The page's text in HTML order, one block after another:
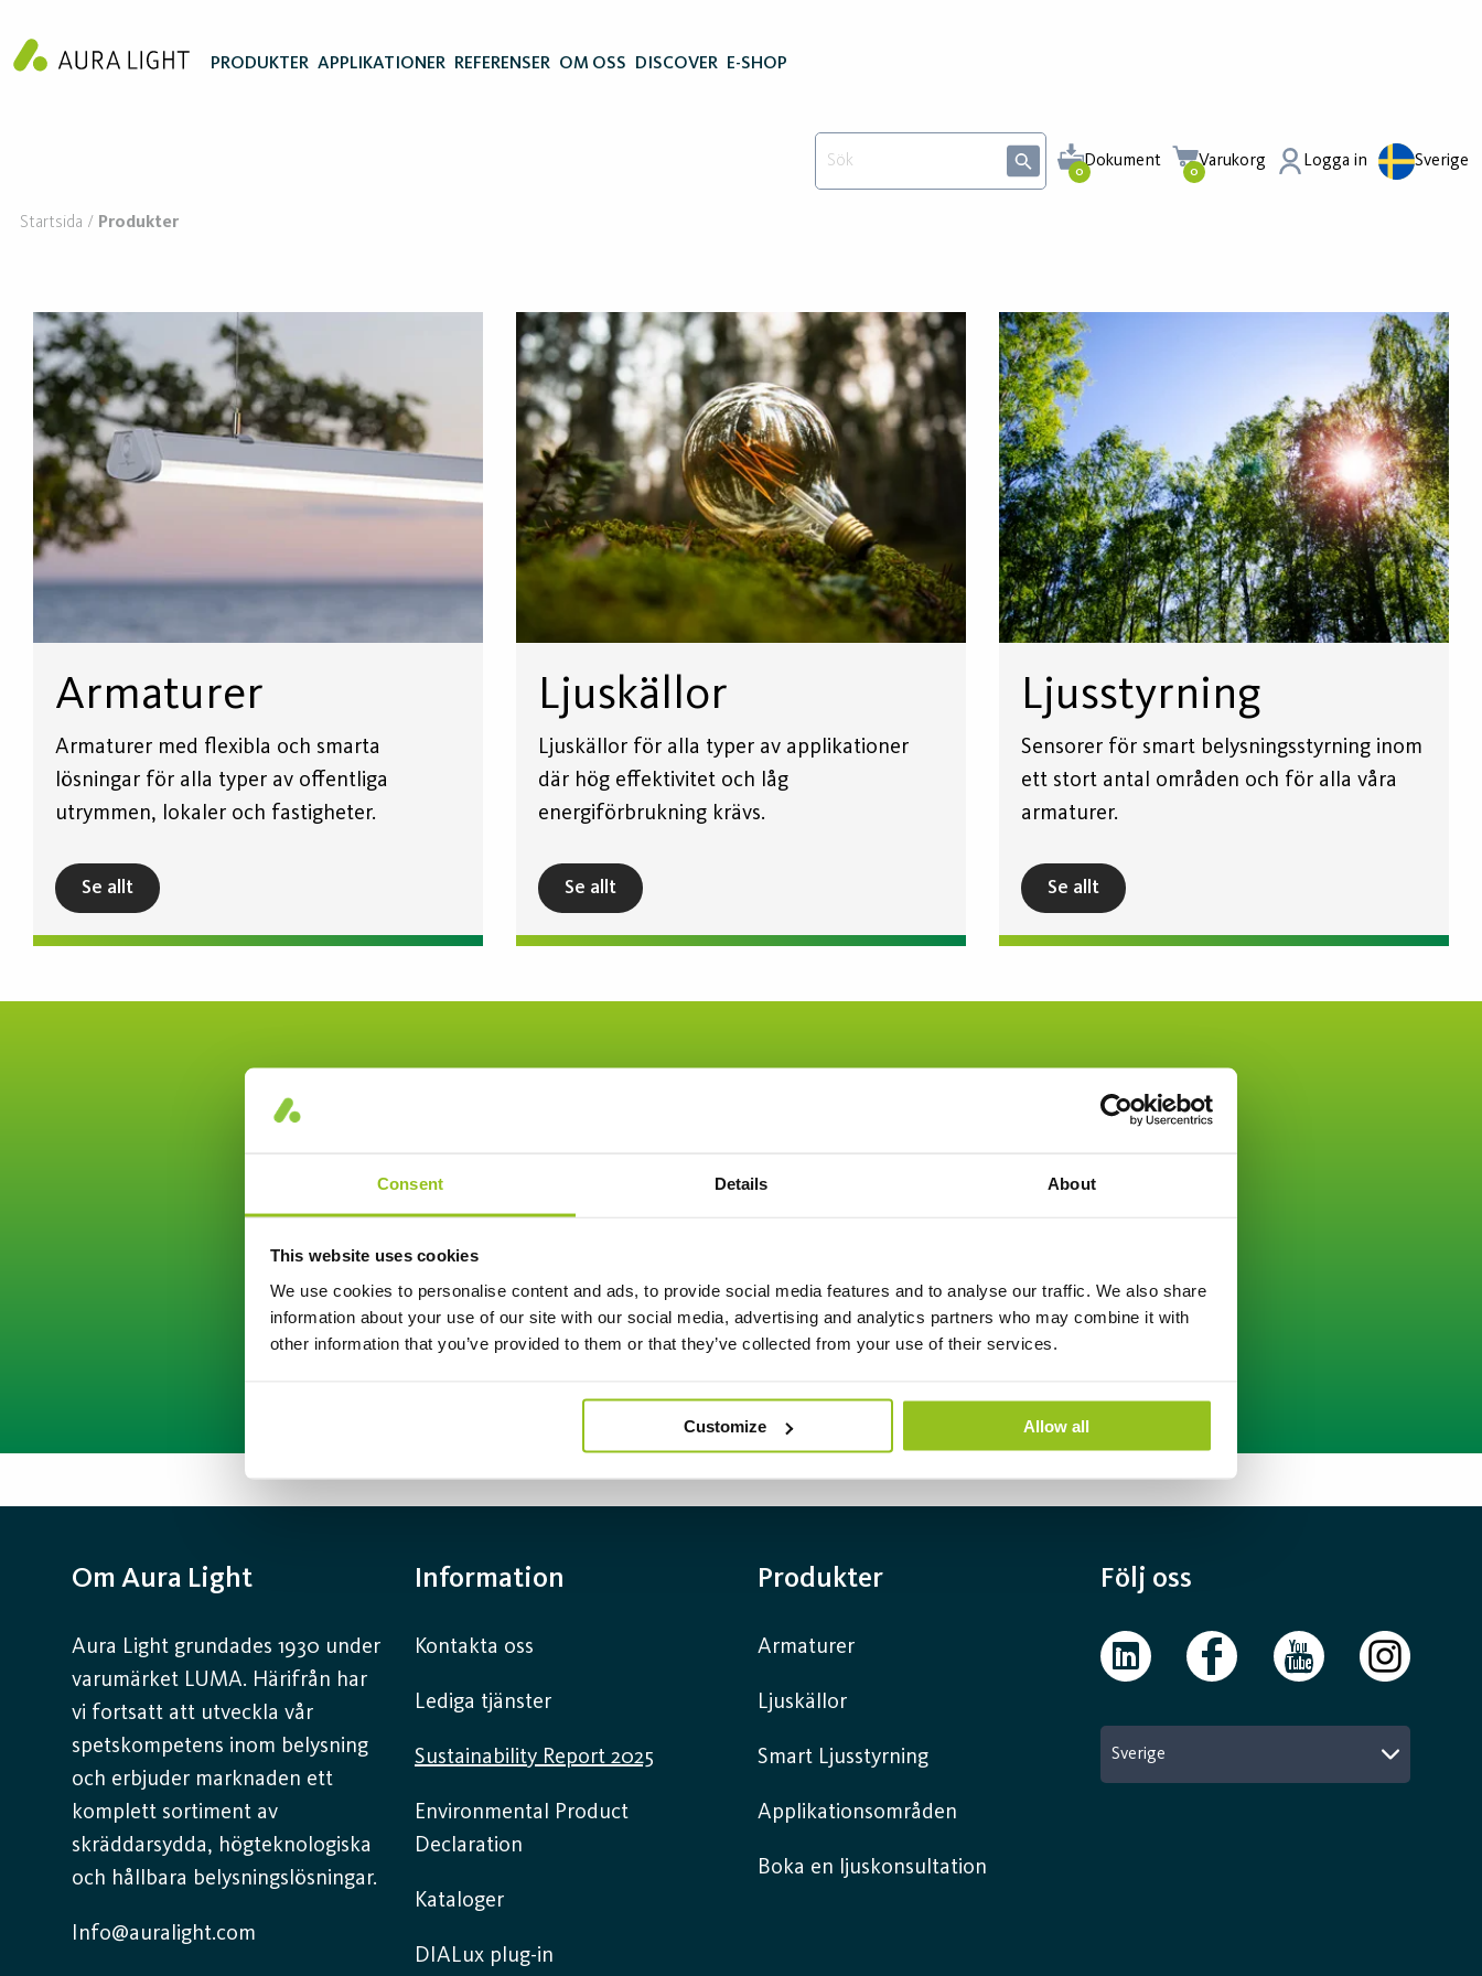
Consent Details About
This website uses cookies
We use cookies to personalise content and ads, to provide social media features and to analyse our traffic. We also share
information about your use of our site with our social media, advertising and analytics partners who may combine it with
other information that you’ve provided to them or that they’ve collected from your use of their services.
Customize Allow all
PRODUKTER APPLIKATIONER REFERENSER OM OSS DISCOVER E-SHOP
0
Dokument
0
Varukorg Logga in Sverige
Startsida Produkter
Armaturer
Armaturer med flexibla och smarta
lösningar för alla typer av offentliga
utrymmen, lokaler och fastigheter.
Se allt
Ljuskällor
Ljuskällor för alla typer av applikationer
där hög effektivitet och låg
energiförbrukning krävs.
Se allt
Ljusstyrning
Sensorer för smart belysningsstyrning inom
ett stort antal områden och för alla våra
armaturer.
Se allt
Kontakta oss
Om Aura Light
Aura Light grundades 1930 under
varumärket LUMA. Härifrån har
vi fortsatt att utveckla vår
spetskompetens inom belysning
och erbjuder marknaden ett
komplett sortiment av
skräddarsydda, högteknologiska
och hållbara belysningslösningar.
Info@auralight.com
Information
Kontakta oss
Lediga tjänster
Sustainability Report 2025
Environmental Product
Declaration
Kataloger
DIALux plug-in
Produkter
Armaturer
Ljuskällor
Smart Ljusstyrning
Applikationsområden
Boka en ljuskonsultation
Följ oss
Sverige